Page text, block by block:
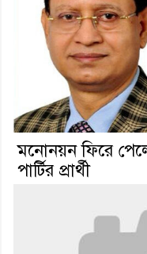
মনোনয়ন ফিরে
পার্টির প্রার্থী